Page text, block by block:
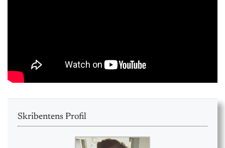
Skribentens Profil